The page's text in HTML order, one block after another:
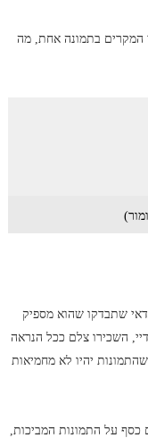
המקרים בתמונה אחת, מה
שתבדקו שהוא מספיק
השכירו צלם ככל הנראה
יהיו לא מחמיאות
כסף על התמונות המביכות,